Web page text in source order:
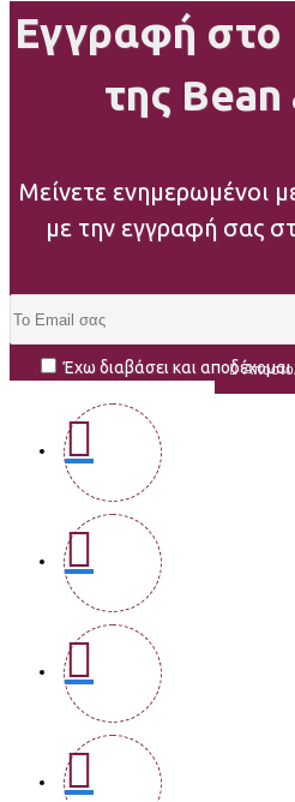
Εγγραφή
της
Μείνετε ενημερωμένοι
με την εγγραφή σας
Έχω διαβάσει και αποδέχομαι